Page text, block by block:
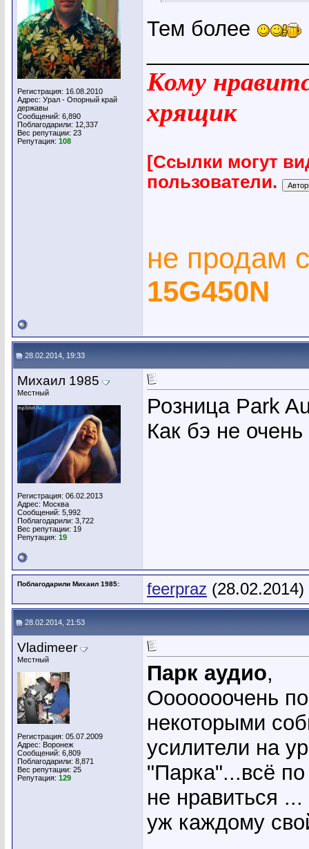
Регистрация: 16.08.2010
Адрес: Урал - Опорный край
державы
Сообщений: 6,890
Поблагодарили: 12,337
Вес репутации: 23
Репутация: 108
Тем более
Кому
хрящик
[Ссылки могут
пользователи.
не продам
15G450N
28.02.2014, 19:33
Михаил 1985
Местный
Регистрация: 06.02.2013
Адрес: Москва
Сообщений: 5,992
Поблагодарили: 3,722
Вес репутации: 19
Репутация: 19
Розница Park
Как бэ не
Поблагодарили Михаил 1985: feerpraz (28.02.2014)
28.02.2014, 21:53
Vladimeer
Местный
Регистрация: 05.07.2009
Адрес: Воронеж
Сообщений: 6,809
Поблагодарили: 8,871
Вес репутации: 25
Репутация: 129
Парк аудио,
Ооооооочень
некоторыми
усилители на
"Парка"...всё
не нравиться
уж каждому